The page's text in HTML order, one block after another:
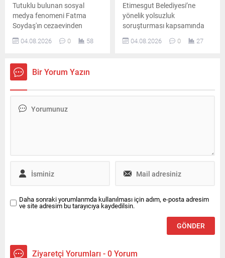
Tutuklu bulunan sosyal
medya fenomeni Fatma
Soydaş'ın cezaevinden
yakınları aracılığıyla
gönderdiği öne sürülen
getirdiği ve tahliye talebinde
bulunduğu iddia edildi.
04.08.2026 0 58
Etimesgut Belediyesi’ne
yönelik yolsuzluk
soruşturması kapsamında
tutuklanan ve görevden
uzaklaştırılan Belediye
04.08.2026 0 27
Bir Yorum Yazın
Daha sonraki yorumlarımda kullanılması için adım, e-posta adresim
ve site adresim bu tarayıcıya kaydedilsin.
Ziyaretçi Yorumları - 0 Yorum